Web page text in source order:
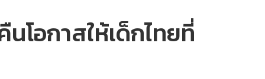
โอกาสให้เด็กไทยที่